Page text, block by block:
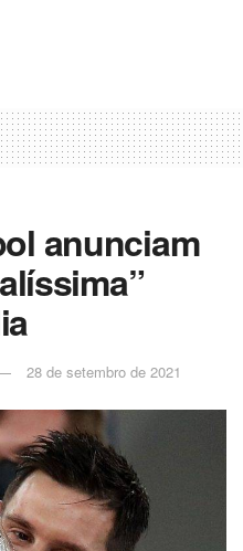
anunciam
28 de setembro de 2021